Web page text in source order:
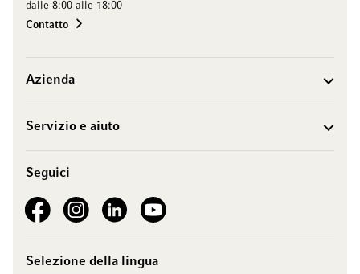
dalle 8:00 alle 18:00
Contatto
Azienda
Servizio e aiuto
Seguici
See our FacebookSee our Instagram account
See our LinkedInSee our YouTube channel
Selezione della lingua